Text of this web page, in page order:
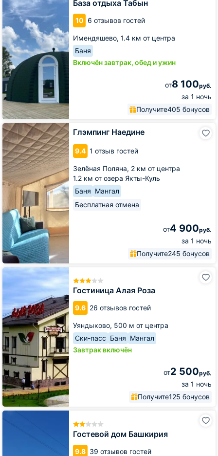
База отдыха Табын
10 6 отзывов гостей
Имендяшево, 1.4 км от центра
Баня
Включён завтрак, обед и ужин
от8 100руб.
за 1 ночь
Получите405 бонусов
Глэмпинг Наедине
9.4 1 отзыв гостей
Зелёная Поляна, 2 км от центра
1.2 км от озера Якты-Куль
Баня Мангал
Бесплатная отмена
от4 900руб.
за 1 ночь
Получите245 бонусов
Глэмпинг
Наедине
Гостиница Алая Роза
9.6 26 отзывов гостей
Уяндыково, 500 м от центра
Ски-пасс Баня Мангал
Завтрак включён
от2 500руб.
за 1 ночь
Получите125 бонусов
Гостиница
Роза
Гостевой дом Башкирия
9.8 39 отзывов гостей
Гостевой